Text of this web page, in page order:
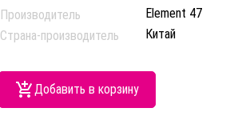
Производитель
Element 47
Страна-производитель
Китай
Добавить в корзину